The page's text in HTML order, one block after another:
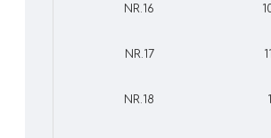
NR.16
NR.17
NR.18